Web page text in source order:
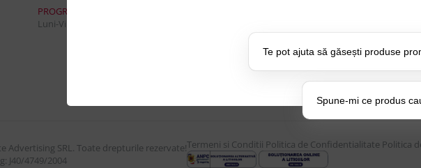
PROGRAM DE LUCRU:
Luni-Vineri / 8:30 - 17:30
Politica de returnare a
Suport
BLOG –
Setări
Advertising SRL. Toate drepturile rezervate!
J40/4749/2004
Termeni si Conditii Politica de Confidentialitate Politica
Te pot ajuta să găsești produse
Spune-mi ce produs